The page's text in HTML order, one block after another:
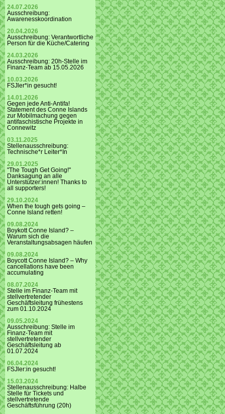
24.07.2026
Ausschreibung:
Awarenesskoordination
20.04.2026
Ausschreibung: Verantwortliche
Person für die Küche/Catering
24.03.2026
Ausschreibung: 20h-Stelle im
Finanz-Team ab 15.05.2026
10.03.2026
FSJler*in gesucht!
14.01.2026
Gegen jede Anti-Antifa!
Statement des Conne Islands
zur Mobilmachung gegen
antifaschistische Projekte in
Connewitz
03.11.2025
Stellenausschreibung:
Technische*r Leiter*In
29.01.2025
"The Tough Get Going!"
Danksagung an alle
Unterstützer:innen! Thanks to
all supporters!
29.10.2024
When the tough gets going –
Conne Island retten!
09.08.2024
Boykott Conne Island? –
Warum sich die
Veranstaltungsabsagen häufen
09.08.2024
Boycott Conne Island? – Why
cancellations have been
accumulating
08.07.2024
Stelle im Finanz-Team mit
stellvertretender
Geschäftsleitung frühestens
zum 01.10.2024
09.05.2024
Ausschreibung: Stelle im
Finanz-Team mit
stellvertretender
Geschäftsleitung ab
01.07.2024
06.04.2024
FSJler:in gesucht!
15.03.2024
Stellenausschreibung: Halbe
Stelle für Tickets und
stellvertretende
Geschäftsführung (20h)